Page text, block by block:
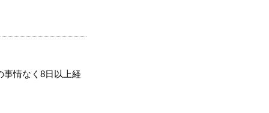
事情なく8日以上経